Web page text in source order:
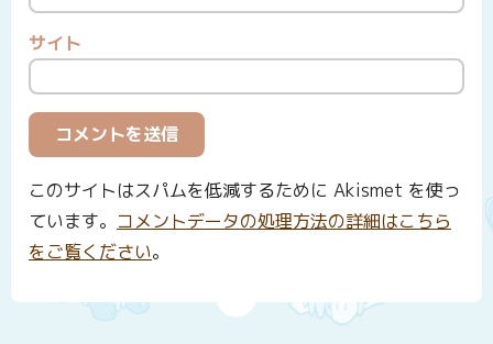
サイト
このサイトはスパムを低減するために Akismet を使っ
ています。 コメントデータの処理方法の詳細はこちら
をご覧ください。